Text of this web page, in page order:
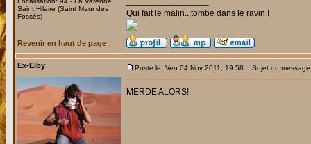
Saint Hilaire (Saint Maur des
Fossés)
Qui fait le malin...tombe dans le ravin !
Revenir en haut de page
Ex-Elby Posté le: Ven 04 Nov 2011, 19:58 Sujet du
MERDE ALORS!